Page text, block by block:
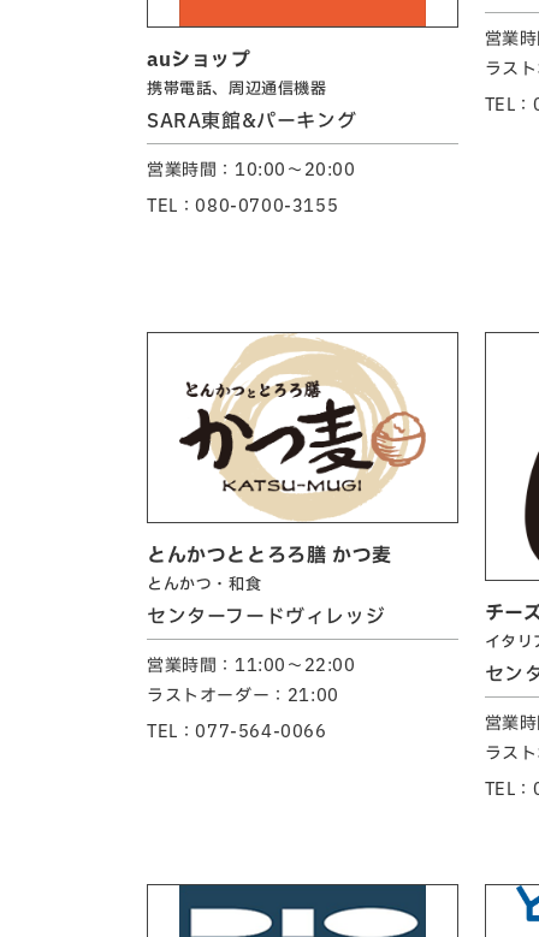
auショップ
携帯電話、周辺通信機器
SARA東館&パーキング
営業時間：10:00～20:00
TEL：080-0700-3155
営業
ラス
TEL
とんかつととろろ膳 かつ麦
とんかつ・和食
センターフードヴィレッジ
営業時間：11:00～22:00
ラストオーダー：21:00
TEL：077-564-0066
チー
イタリ
セン
営業
ラス
TEL